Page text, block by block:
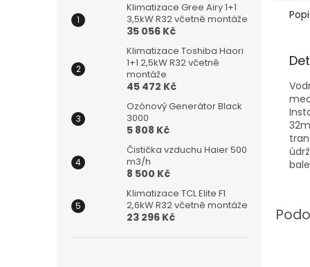
Klimatizace Gree Airy 1+1
3,5kW R32 včetně montáže
35 056 Kč
Klimatizace Toshiba Haori
1+1 2,5kW R32 včetně
montáže
45 472 Kč
Ozónový Generátor Black
3000
5 808 Kč
Čistička vzduchu Haier 500
m3/h
8 500 Kč
Klimatizace TCL Elite F1
2,6kW R32 včetně montáže
23 296 Kč